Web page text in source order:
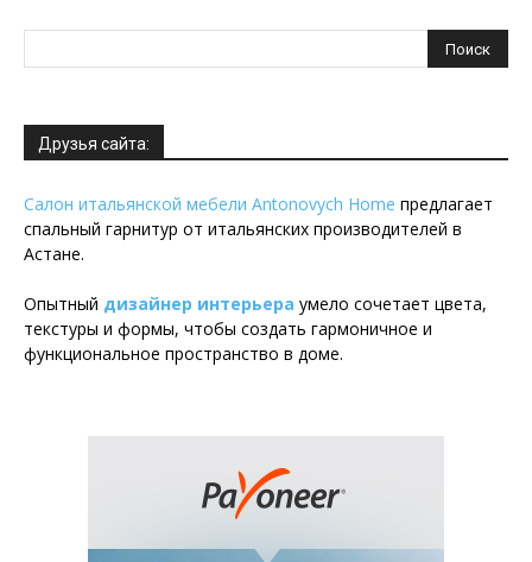
Друзья сайта:
Салон итальянской мебели Antonovych Home предлагает
спальный гарнитур от итальянских производителей в
Астане.
Опытный дизайнер интерьера умело сочетает цвета,
текстуры и формы, чтобы создать гармоничное и
функциональное пространство в доме.